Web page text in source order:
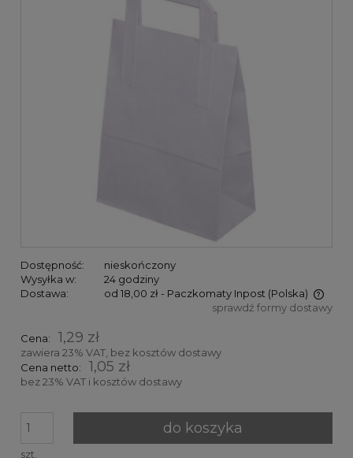
Dostępność:
nieskończony
Wysyłka w:
24 godziny
Dostawa:
od 18,00 zł - Paczkomaty Inpost (Polska)
Cena nie zawiera ewentualnych kosztów płatności
sprawdź formy dostawy
Cena: 1,29 zł
zawiera 23% VAT, bez kosztów dostawy
Cena netto:
1,05 zł
bez 23% VAT i kosztów dostawy
szt.
do koszyka